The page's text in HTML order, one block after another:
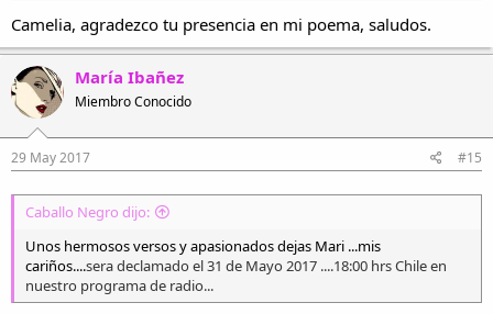
Camelia, agradezco tu presencia en mi poema, saludos.
María Ibañez
Miembro Conocido
29 May 2017 #15
Caballo Negro dijo:
Unos hermosos versos y apasionados dejas Mari ...mis
cariños....sera declamado el 31 de Mayo 2017 ....18:00 hrs Chile en
nuestro programa de radio...